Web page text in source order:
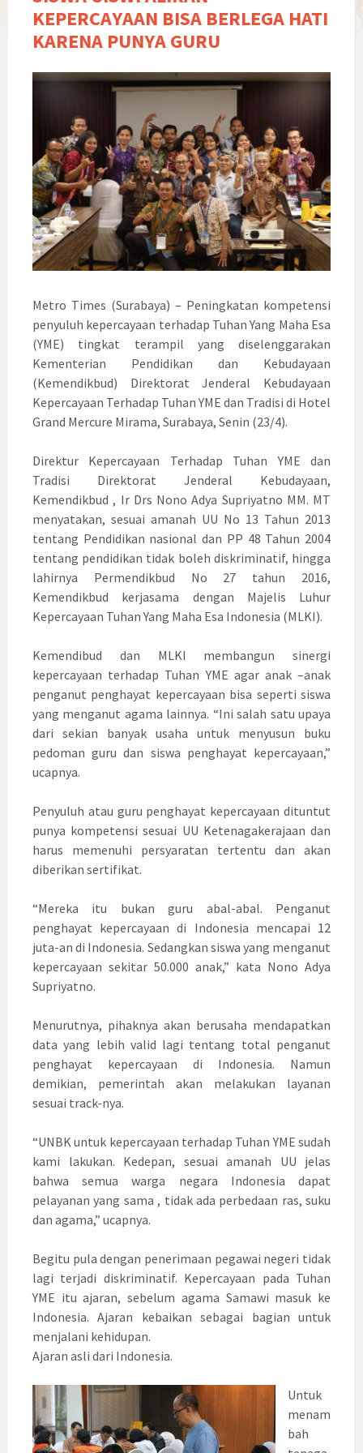
KEPERCAYAAN BISA BERLEGA HATI
KARENA PUNYA GURU
Metro Times (Surabaya) – Peningkatan kompetensi
penyuluh kepercayaan terhadap Tuhan Yang Maha Esa
(YME) tingkat terampil yang diselenggarakan
Kementerian Pendidikan dan Kebudayaan
(Kemendikbud) Direktorat Jenderal Kebudayaan
Kepercayaan Terhadap Tuhan YME dan Tradisi di Hotel
Grand Mercure Mirama, Surabaya, Senin (23/4).
Direktur Kepercayaan Terhadap Tuhan YME dan
Tradisi Direktorat Jenderal Kebudayaan,
Kemendikbud , Ir Drs Nono Adya Supriyatno MM. MT
menyatakan, sesuai amanah UU No 13 Tahun 2013
tentang Pendidikan nasional dan PP 48 Tahun 2004
tentang pendidikan tidak boleh diskriminatif, hingga
lahirnya Permendikbud No 27 tahun 2016,
Kemendikbud kerjasama dengan Majelis Luhur
Kepercayaan Tuhan Yang Maha Esa Indonesia (MLKI).
Kemendibud dan MLKI membangun sinergi
kepercayaan terhadap Tuhan YME agar anak –anak
penganut penghayat kepercayaan bisa seperti siswa
yang menganut agama lainnya. “Ini salah satu upaya
dari sekian banyak usaha untuk menyusun buku
pedoman guru dan siswa penghayat kepercayaan,”
ucapnya.
Penyuluh atau guru penghayat kepercayaan dituntut
punya kompetensi sesuai UU Ketenagakerajaan dan
harus memenuhi persyaratan tertentu dan akan
diberikan sertifikat.
“Mereka itu bukan guru abal-abal. Penganut
penghayat kepercayaan di Indonesia mencapai 12
juta-an di Indonesia. Sedangkan siswa yang menganut
kepercayaan sekitar 50.000 anak,” kata Nono Adya
Supriyatno.
Menurutnya, pihaknya akan berusaha mendapatkan
data yang lebih valid lagi tentang total penganut
penghayat kepercayaan di Indonesia. Namun
demikian, pemerintah akan melakukan layanan
sesuai track-nya.
“UNBK untuk kepercayaan terhadap Tuhan YME sudah
kami lakukan. Kedepan, sesuai amanah UU jelas
bahwa semua warga negara Indonesia dapat
pelayanan yang sama , tidak ada perbedaan ras, suku
dan agama,” ucapnya.
Begitu pula dengan penerimaan pegawai negeri tidak
lagi terjadi diskriminatif. Kepercayaan pada Tuhan
YME itu ajaran, sebelum agama Samawi masuk ke
Indonesia. Ajaran kebaikan sebagai bagian untuk
menjalani kehidupan.
Ajaran asli dari Indonesia.
Untuk
menam
bah